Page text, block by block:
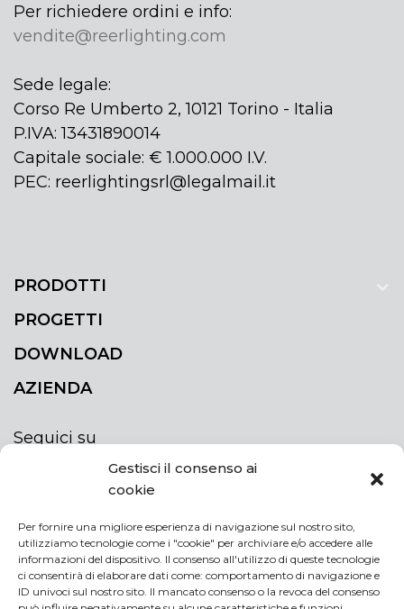
Gestisci il consenso ai
cookie
Per fornire una migliore esperienza di navigazione sul nostro sito,
utilizziamo tecnologie come i "cookie" per archiviare e/o accedere alle
informazioni del dispositivo. Il consenso all'utilizzo di queste tecnologie
ci consentirà di elaborare dati come: comportamento di navigazione e
ID univoci sul nostro sito. Il mancato consenso o la revoca del consenso
Per richiedere ordini e info:
vendite@reerlighting.com
Sede legale:
Corso Re Umberto 2, 10121 Torino - Italia
P.IVA: 13431890014
Capitale sociale: € 1.000.000 I.V.
PEC: reerlightingsrl@legalmail.it
PRODOTTI
PROGETTI
DOWNLOAD
AZIENDA
Seguici su
ISCRIVITI ALLA NEWSLETTER
Rimani sempre aggiornato iscrivendoti alla
newsletter